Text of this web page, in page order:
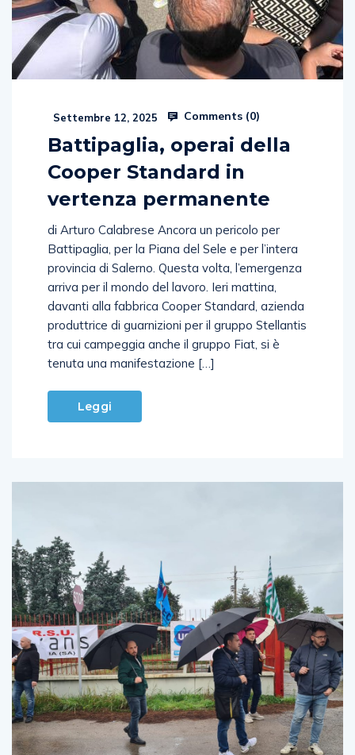
Settembre 12, 2025 Comments (0)
Battipaglia, operai della
Cooper Standard in
vertenza permanente
di Arturo Calabrese Ancora un pericolo per
Battipaglia, per la Piana del Sele e per l’intera
provincia di Salerno. Questa volta, l’emergenza
arriva per il mondo del lavoro. Ieri mattina,
davanti alla fabbrica Cooper Standard, azienda
produttrice di guarnizioni per il gruppo Stellantis
tra cui campeggia anche il gruppo Fiat, si è
tenuta una manifestazione […]
Leggi